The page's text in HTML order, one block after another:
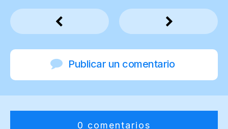
Publicar un comentario
0 comentarios